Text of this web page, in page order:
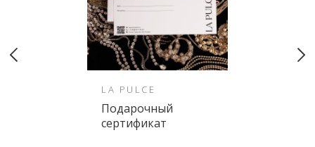
LA PULCE
Подарочный
сертификат